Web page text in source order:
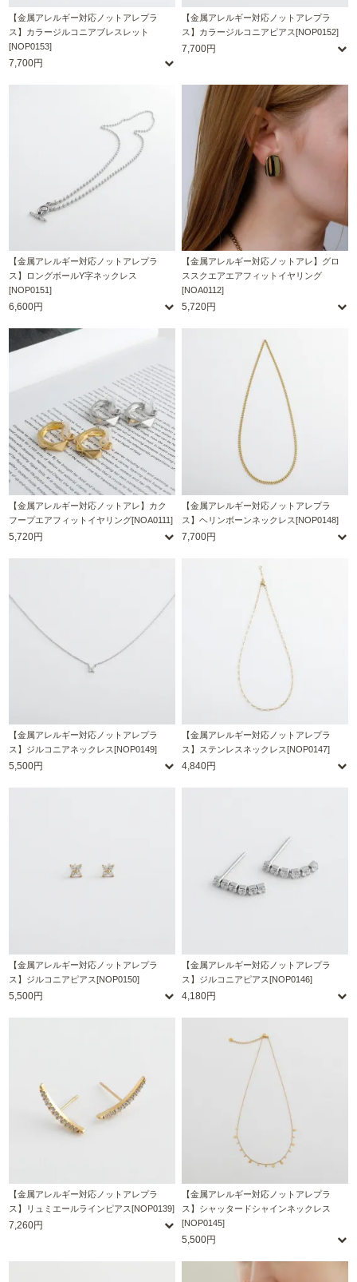
【金属アレルギー対応ノットアレプラ
ス】カラージルコニアブレスレット
[NOP0153]
7,700円
【金属アレルギー対応ノットアレプラ
ス】カラージルコニアピアス[NOP0152]
7,700円
【金属アレルギー対応ノットアレプラ
ス】ロングボールY字ネックレス
[NOP0151]
6,600円
【金属アレルギー対応ノットアレ】グロ
ススクエアエアフィットイヤリング
[NOA0112]
5,720円
【金属アレルギー対応ノットアレ】カク
フープエアフィットイヤリング[NOA0111]
5,720円
【金属アレルギー対応ノットアレプラ
ス】ヘリンボーンネックレス[NOP0148]
7,700円
【金属アレルギー対応ノットアレプラ
ス】ジルコニアネックレス[NOP0149]
5,500円
【金属アレルギー対応ノットアレプラ
ス】ステンレスネックレス[NOP0147]
4,840円
【金属アレルギー対応ノットアレプラ
ス】ジルコニアピアス[NOP0150]
5,500円
【金属アレルギー対応ノットアレプラ
ス】ジルコニアピアス[NOP0146]
4,180円
【金属アレルギー対応ノットアレプラ
ス】リュミエールラインピアス[NOP0139]
7,260円
【金属アレルギー対応ノットアレプラ
ス】シャッタードシャインネックレス
[NOP0145]
5,500円